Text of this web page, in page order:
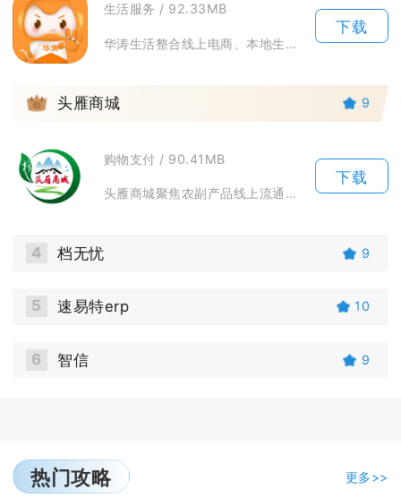
生活服务 / 92.33MB
华涛生活整合线上电商、本地生活服务、社区互动与私域福利体系，搭建一站式日常消费服务平台。平...
下载
3 头雁商城 9
购物支付 / 90.41MB
头雁商城聚焦农副产品线上流通，搭建一站式生鲜与日用选购移动端平台，整合产地果蔬、肉禽水产、...
下载
4 档无忧 9
5 速易特erp 10
6 智信 9
热门攻略 更多>>